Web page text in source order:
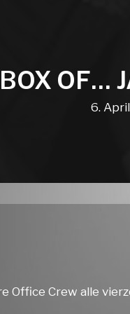
OF…
6.
Office Crew alle